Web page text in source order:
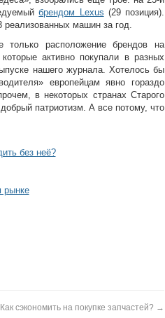
брендом Lexus (29 позиция).
реализованных машин за год.
только расположение брендов на
активно покупали в разных
нашего журнала. Хотелось бы
европейцам явно гораздо
в некоторых странах Старого
патриотизм. А все потому, что
без неё?
рынке
Как сэкономить на покупке запчастей? →